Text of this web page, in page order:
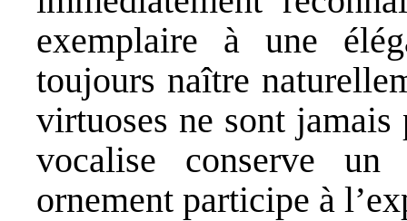
exemplaire à une
toujours naître
virtuoses ne sont jamais
vocalise conserve un
ornement participe à